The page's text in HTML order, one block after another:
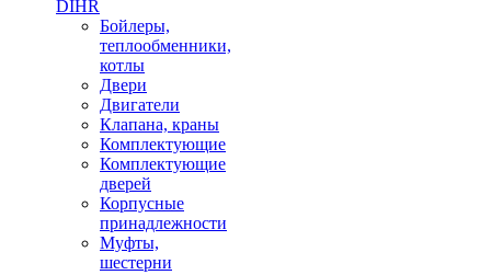
DIHR
Бойлеры,
теплообменники,
котлы
Двери
Двигатели
Клапана, краны
Комплектующие
Комплектующие
дверей
Корпусные
принадлежности
Муфты,
шестерни